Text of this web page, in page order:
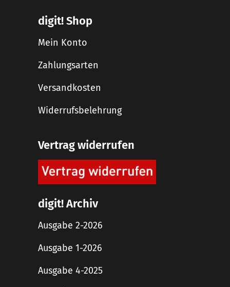
digit! Shop
Mein Konto
Zahlungsarten
Versandkosten
Widerrufsbelehrung
Vertrag widerrufen
digit! Archiv
Ausgabe 2-2026
Ausgabe 1-2026
Ausgabe 4-2025